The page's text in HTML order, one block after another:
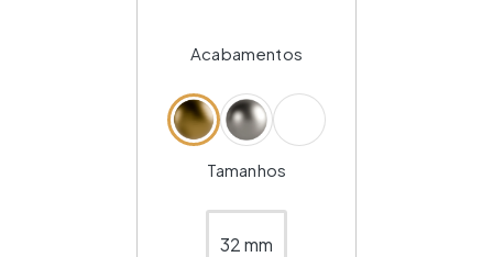
Acabamentos
Tamanhos
32 mm